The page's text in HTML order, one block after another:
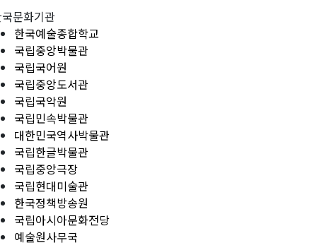
문화기관
한국예술종합학교
국립중앙박물관
국립국어원
국립중앙도서관
국립국악원
국립민속박물관
대한민국역사박물관
국립한글박물관
국립중앙극장
국립현대미술관
한국정책방송원
국립아시아문화전당
예술원사무국